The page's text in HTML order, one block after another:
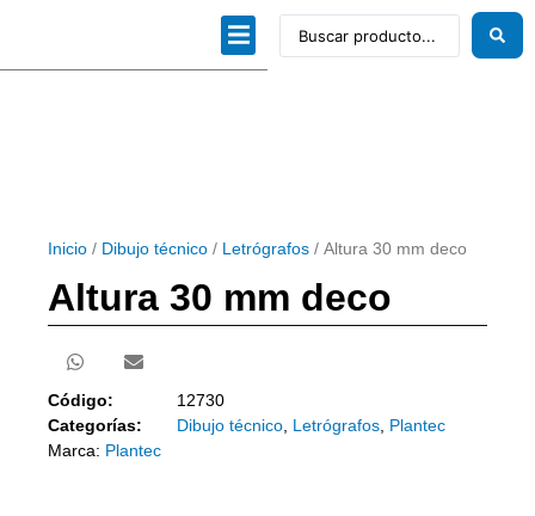
Inicio / Dibujo técnico / Letrógrafos / Altura 30 mm deco
Altura 30 mm deco
Código:
12730
Categorías:
Dibujo técnico Letrógrafos Plantec
Marca: Plantec